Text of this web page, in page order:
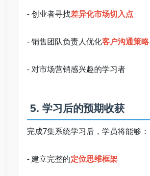
- 创业者寻找差异化市场切入点
- 销售团队负责人优化客户沟通策略
- 对市场营销感兴趣的学习者
5. 学习后的预期收获
完成7集系统学习后，学员将能够：
- 建立完整的定位思维框架